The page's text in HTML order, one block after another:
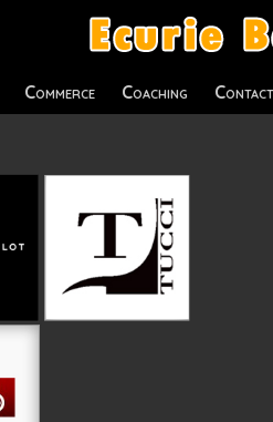
Commerce Coaching Contact